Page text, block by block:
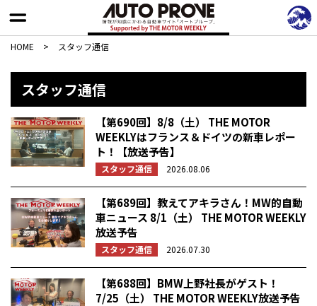
HOME > スタッフ通信
スタッフ通信
【第690回】8/8（土） THE MOTOR
WEEKLYはフランス＆ドイツの新車レポー
ト！【放送予告】
スタッフ通信 2026.08.06
【第689回】教えてアキラさん！MW的自動
車ニュース 8/1（土） THE MOTOR WEEKLY
放送予告
スタッフ通信 2026.07.30
【第688回】BMW上野社長がゲスト！
7/25（土） THE MOTOR WEEKLY放送予告